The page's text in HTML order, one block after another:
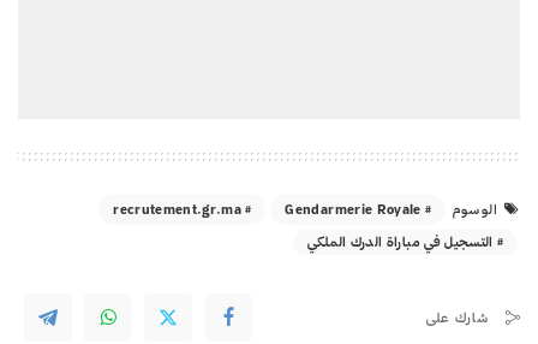
الوسوم Gendarmerie Royale
recrutement.gr.ma
التسجيل في مباراة الدرك الملكي
شارك على